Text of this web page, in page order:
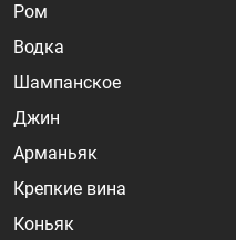
Ром
Водка
Шампанское
Джин
Арманьяк
Крепкие вина
Коньяк